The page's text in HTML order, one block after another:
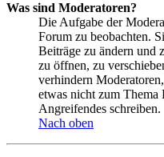
Was sind Moderatoren?
Die Aufgabe der
Forum zu beobachten.
Beiträge zu ändern und
zu öffnen, zu
verhindern
etwas nicht zum Thema
Angreifendes schreiben.
Nach oben